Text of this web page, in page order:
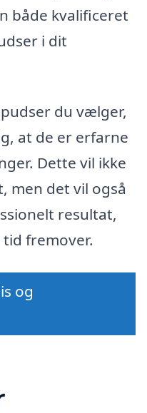
både kvalificeret
i dit
du vælger,
at de er erfarne
Dette vil ikke
men det vil også
resultat,
fremover.
og